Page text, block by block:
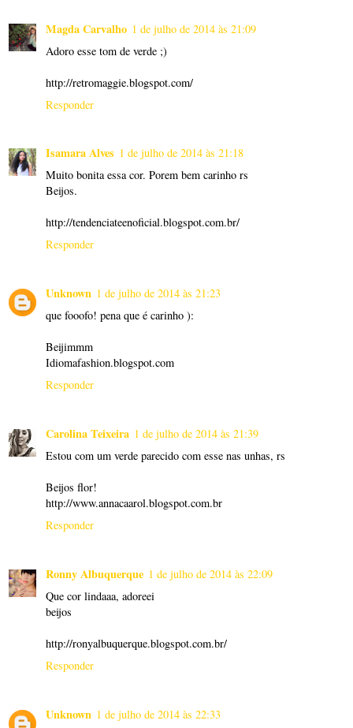
Magda Carvalho 1 de julho de 2014 às 21:09
Adoro esse tom de verde ;)
http://retromaggie.blogspot.com/
Responder
Isamara Alves 1 de julho de 2014 às 21:18
Muito bonita essa cor. Porem bem carinho rs
Beijos.
http://tendenciateenoficial.blogspot.com.br/
Responder
Unknown 1 de julho de 2014 às 21:23
que fooofo! pena que é carinho ):
Beijimmm
Idiomafashion.blogspot.com
Responder
Carolina Teixeira 1 de julho de 2014 às 21:39
Estou com um verde parecido com esse nas unhas, rs
Beijos flor!
http://www.annacaarol.blogspot.com.br
Responder
Ronny Albuquerque 1 de julho de 2014 às 22:09
Que cor lindaaa, adoreei
beijos
http://ronyalbuquerque.blogspot.com.br/
Responder
Unknown 1 de julho de 2014 às 22:33